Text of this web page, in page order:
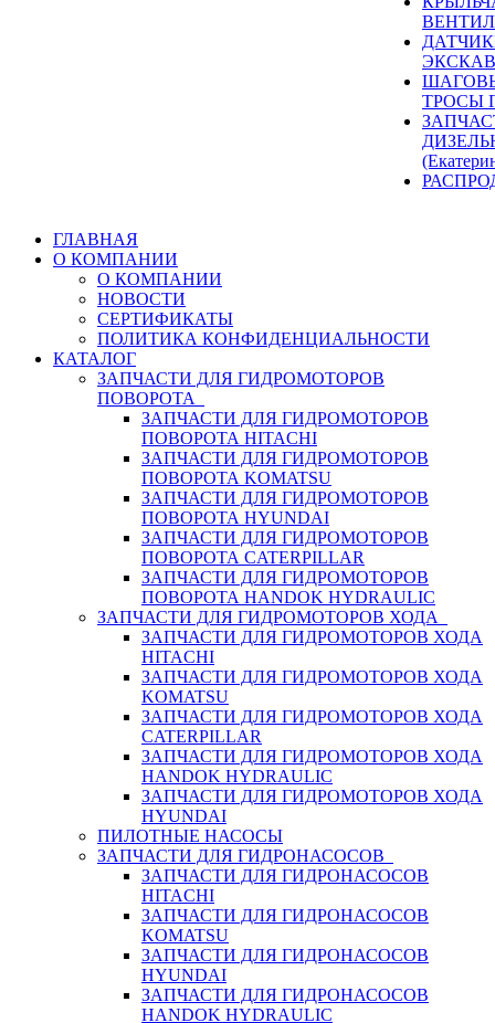
ТРОСЫ
ГЛАВНАЯ
О КОМПАНИИ
О КОМПАНИИ
НОВОСТИ
СЕРТИФИКАТЫ
ПОЛИТИКА КОНФИДЕНЦИАЛЬНОСТИ
КАТАЛОГ
ЗАПЧАСТИ ДЛЯ ГИДРОМОТОРОВ
ПОВОРОТА
ЗАПЧАСТИ ДЛЯ ГИДРОМОТОРОВ
ПОВОРОТА HITACHI
ЗАПЧАСТИ ДЛЯ ГИДРОМОТОРОВ
ПОВОРОТА KOMATSU
ЗАПЧАСТИ ДЛЯ ГИДРОМОТОРОВ
ПОВОРОТА HYUNDAI
ЗАПЧАСТИ ДЛЯ ГИДРОМОТОРОВ
ПОВОРОТА CATERPILLAR
ЗАПЧАСТИ ДЛЯ ГИДРОМОТОРОВ
ПОВОРОТА HANDOK HYDRAULIC
ЗАПЧАСТИ ДЛЯ ГИДРОМОТОРОВ ХОДА
ЗАПЧАСТИ ДЛЯ ГИДРОМОТОРОВ ХОДА
HITACHI
ЗАПЧАСТИ ДЛЯ ГИДРОМОТОРОВ ХОДА
KOMATSU
ЗАПЧАСТИ ДЛЯ ГИДРОМОТОРОВ ХОДА
CATERPILLAR
ЗАПЧАСТИ ДЛЯ ГИДРОМОТОРОВ ХОДА
HANDOK HYDRAULIC
ЗАПЧАСТИ ДЛЯ ГИДРОМОТОРОВ ХОДА
HYUNDAI
ПИЛОТНЫЕ НАСОСЫ
ЗАПЧАСТИ ДЛЯ ГИДРОНАСОСОВ
ЗАПЧАСТИ ДЛЯ ГИДРОНАСОСОВ
HITACHI
ЗАПЧАСТИ ДЛЯ ГИДРОНАСОСОВ
KOMATSU
ЗАПЧАСТИ ДЛЯ ГИДРОНАСОСОВ
HYUNDAI
ЗАПЧАСТИ ДЛЯ ГИДРОНАСОСОВ
HANDOK HYDRAULIC